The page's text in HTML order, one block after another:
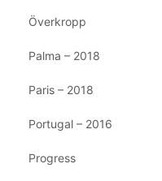
Överkropp
Palma – 2018
Paris – 2018
Portugal – 2016
Progress